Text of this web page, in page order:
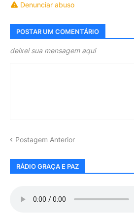
Denunciar abuso
POSTAR UM COMENTÁRIO
deixei sua mensagem aqui
Postagem Anterior
RÁDIO GRAÇA E PAZ